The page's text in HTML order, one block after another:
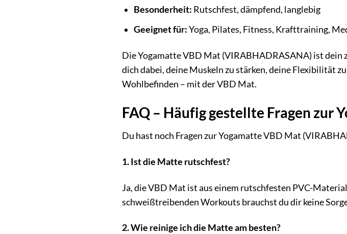
Besonderheit: Rutschfest, dämpfend, langlebig
Geeignet für:Yoga, Pilates, Fitness, Krafttraining,
Die Yogamatte VBD Mat (VIRABHADRASANA) ist
dich dabei, deine Muskeln zu stärken, deine Flexibilität
Wohlbefinden – mit der VBD Mat.
FAQ – Häufig gestellte Fragen zur
Du hast noch Fragen zur Yogamatte VBD Mat
1. Ist die Matte rutschfest?
Ja, die VBD Mat ist aus einem rutschfesten PVC-
schweißtreibenden Workouts brauchst du dir keine
2. Wie reinige ich die Matte am besten?